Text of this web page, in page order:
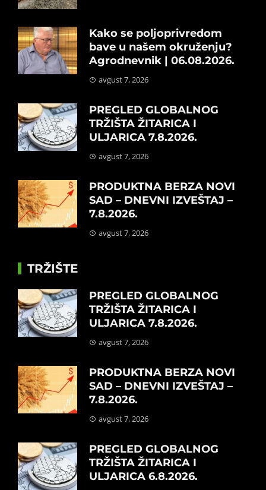
Kako se poljoprivredom
bave u našem okruženju?
Agrodnevnik | 06.08.2026.
avgust 7, 2026
PREGLED GLOBALNOG
TRŽIŠTA ŽITARICA I
ULJARICA 7.8.2026.
avgust 7, 2026
PRODUKTNA BERZA NOVI
SAD – DNEVNI IZVEŠTAJ –
7.8.2026.
avgust 7, 2026
TRŽIŠTE
PREGLED GLOBALNOG
TRŽIŠTA ŽITARICA I
ULJARICA 7.8.2026.
avgust 7, 2026
PRODUKTNA BERZA NOVI
SAD – DNEVNI IZVEŠTAJ –
7.8.2026.
avgust 7, 2026
PREGLED GLOBALNOG
TRŽIŠTA ŽITARICA I
ULJARICA 6.8.2026.